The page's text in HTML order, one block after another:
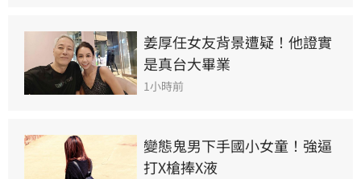
姜厚任女友背景遭疑！他證實
是真台大畢業
1小時前
變態鬼男下手國小女童！強逼
打X槍捧X液